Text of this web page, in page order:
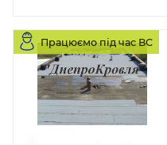
Працюємо під час ВС